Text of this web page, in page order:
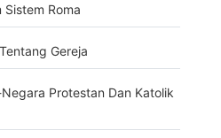
Sistem Roma
Gereja
Protestan Dan Katolik